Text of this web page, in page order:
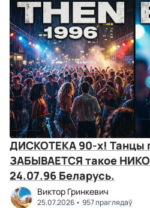
ДИСКОТЕКА 90-х! Танцы
ЗАБЫВАЕТСЯ такое
24.07.96 Беларусь.
Виктор Гринкевич
25.07.2026 957 праглядаў